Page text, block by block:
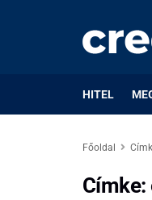
HITEL
Főoldal
Címke: